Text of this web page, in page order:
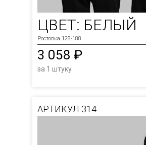
ЦВЕТ: БЕЛЫЙ
Ростовка 128-188
3 058 ₽
за 1 штуку
АРТИКУЛ 314